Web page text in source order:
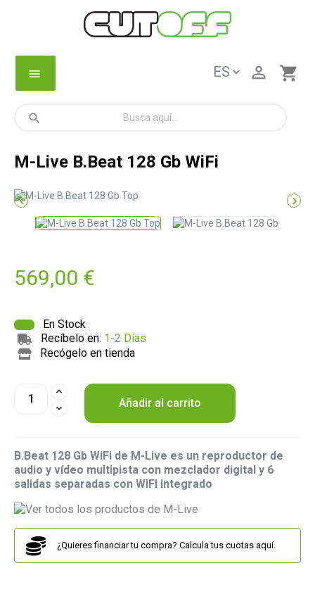
menu shopping_cart

search
M-Live B.Beat 128 Gb WiFi
 
569,00 €
En Stock
Recíbelo en: 1-2 Días
Recógelo en tienda
Añadir al carrito
B.Beat 128 Gb WiFi de M-Live es un reproductor de
audio y vídeo multipista con mezclador digital y 6
salidas separadas con WIFI integrado
¿Quieres financiar tu compra? Calcula tus cuotas aquí.